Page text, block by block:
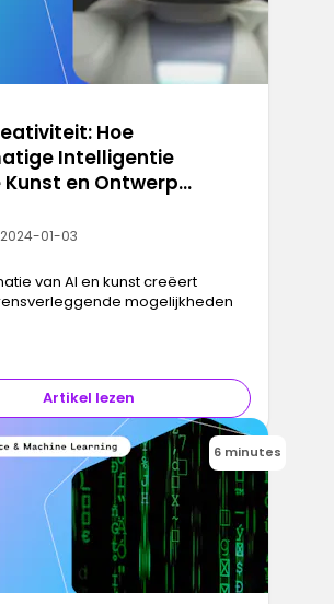
Hoe
Intelligentie
en Ontwerp
01-03
van AI en kunst creëert
mogelijkheden
Artikel lezen
6 minutes